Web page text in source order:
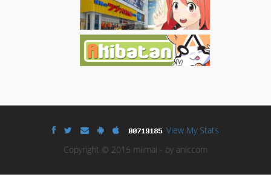
View My Stats
Copyright © 2015 miimai - by aniccom